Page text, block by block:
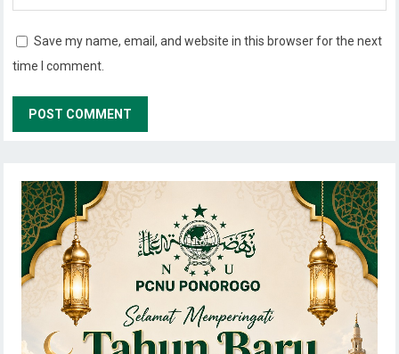
Save my name, email, and website in this browser for the next
time I comment.